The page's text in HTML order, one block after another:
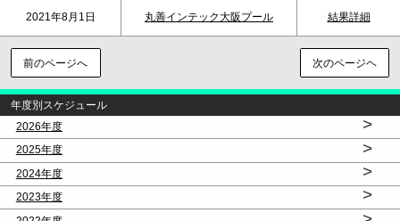
2021年8月1日 丸善インテック大阪プール 結果詳細
前のページへ 次のページヘ
年度別スケジュール
2026年度
>
2025年度 >
2024年度 >
2023年度 >